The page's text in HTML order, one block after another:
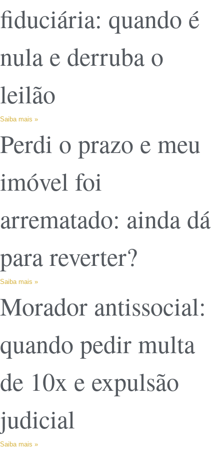
fiduciária: quando é
nula e derruba o
leilão
Saiba mais »
Perdi o prazo e meu
imóvel foi
arrematado: ainda dá
para reverter?
Saiba mais »
Morador antissocial:
quando pedir multa
de 10x e expulsão
judicial
Saiba mais »